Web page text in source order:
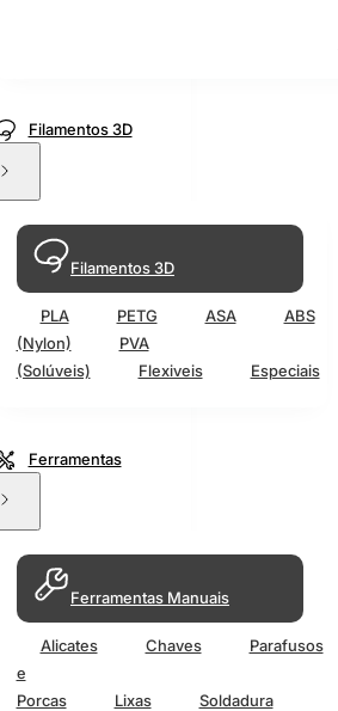
Filamentos 3D
Filamentos 3D
PLA PETG ASA ABS
(Nylon)
PVA
(Solúveis)
Flexiveis Especiais
Ferramentas
Ferramentas Manuais
Alicates Chaves
Parafusos
e
Porcas
Lixas Soldadura